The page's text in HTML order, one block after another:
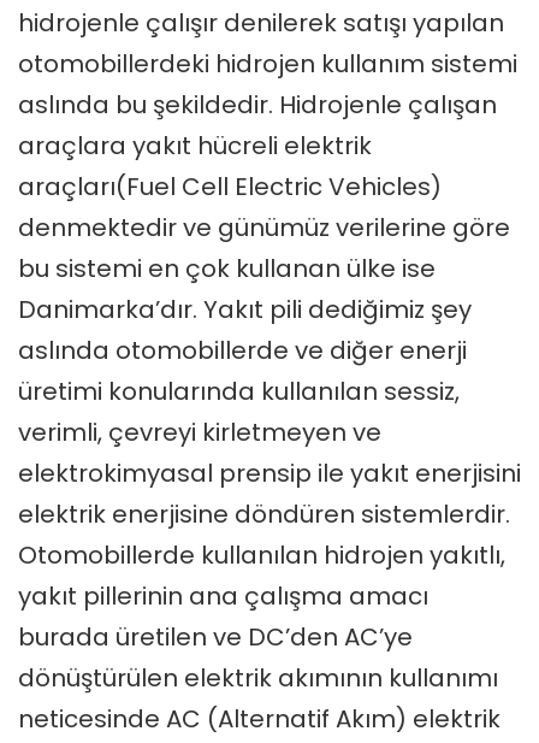
hidrojenle çalışır denilerek satışı yapılan
otomobillerdeki hidrojen kullanım sistemi
aslında bu şekildedir. Hidrojenle çalışan
araçlara yakıt hücreli elektrik
araçları(Fuel Cell Electric Vehicles)
denmektedir ve günümüz verilerine göre
bu sistemi en çok kullanan ülke ise
Danimarka’dır. Yakıt pili dediğimiz şey
aslında otomobillerde ve diğer enerji
üretimi konularında kullanılan sessiz,
verimli, çevreyi kirletmeyen ve
elektrokimyasal prensip ile yakıt enerjisini
elektrik enerjisine döndüren sistemlerdir.
Otomobillerde kullanılan hidrojen yakıtlı,
yakıt pillerinin ana çalışma amacı
burada üretilen ve DC’den AC’ye
dönüştürülen elektrik akımının kullanımı
neticesinde AC (Alternatif Akım) elektrik